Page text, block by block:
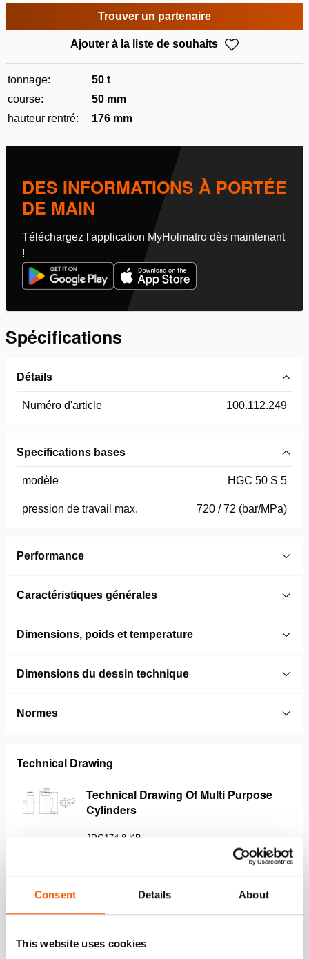
Consent Details About
This website uses cookies
Trouver un partenaire
Ajouter à la liste de souhaits
tonnage:
50 t
course:
50 mm
hauteur rentré:
176 mm
DES INFORMATIONS À PORTÉE
DE MAIN
Téléchargez l'application MyHolmatro dès maintenant
!
Spécifications
Détails
Numéro d'article 100.112.249
Specifications bases
modèle HGC 50 S 5
pression de travail max. 720 / 72 (bar/MPa)
Performance
Caractéristiques générales
Dimensions, poids et temperature
Dimensions du dessin technique
Normes
Technical Drawing
Technical Drawing Of Multi Purpose
Cylinders
JPG174.8 KB